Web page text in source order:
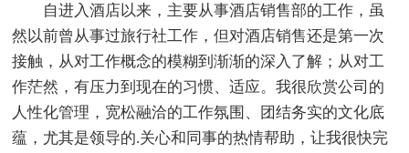
自进入酒店以来，主要从事酒店销售部的工作，虽
然以前曾从事过旅行社工作，但对酒店销售还是第一次
接触，从对工作概念的模糊到渐渐的深入了解；从对工
作茫然，有压力到现在的习惯、适应。我很欣赏公司的
人性化管理，宽松融洽的工作氛围、团结务实的文化底
蕴，尤其是领导的.关心和同事的热情帮助，让我很快完